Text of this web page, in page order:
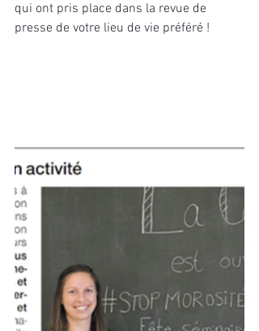
qui ont pris place dans la revue de
presse de votre lieu de vie préféré !